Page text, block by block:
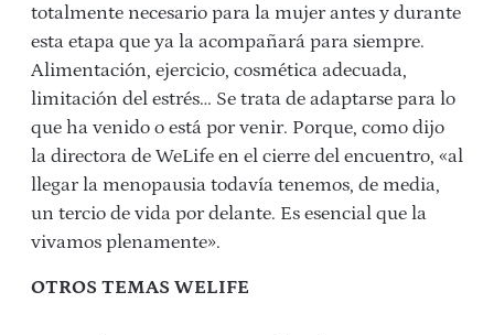
totalmente necesario para la mujer antes y durante
esta etapa que ya la acompañará para siempre.
Alimentación, ejercicio, cosmética adecuada,
limitación del estrés… Se trata de adaptarse para lo
que ha venido o está por venir. Porque, como dijo
la directora de WeLife en el cierre del encuentro, «al
llegar la menopausia todavía tenemos, de media,
un tercio de vida por delante. Es esencial que la
vivamos plenamente».
OTROS TEMAS WELIFE